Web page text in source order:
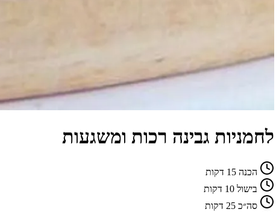
לחמניות גבינה רכות ומשגעות
הכנה
בישול
סה״כ